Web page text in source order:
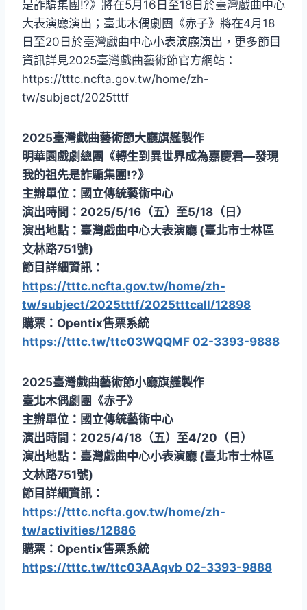
是詐騙集團!?》將在5月16日至18日於臺灣戲曲中心
大表演廳演出；臺北木偶劇團《赤子》將在4月18
日至20日於臺灣戲曲中心小表演廳演出，更多節目
資訊詳見2025臺灣戲曲藝術節官方網站：
https://tttc.ncfta.gov.tw/home/zh-
tw/subject/2025tttf
2025臺灣戱曲藝術節大廳旗艦製作
明華園戲劇總團《轉生到異世界成為嘉慶君—發現
我的祖先是詐騙集團!?》
主辦單位：國立傳統藝術中心
演出時間：2025/5/16（五）至5/18（日）
演出地點：臺灣戲曲中心大表演廳 (臺北市士林區
文林路751號)
節目詳細資訊：
https://tttc.ncfta.gov.tw/home/zh-
tw/subject/2025tttf/2025tttcall/12898
購票：Opentix售票系統
https://tttc.tw/ttc03WQQMF 02-3393-9888
2025臺灣戲曲藝術節小廳旗艦製作
臺北木偶劇團《赤子》
主辦單位：國立傳統藝術中心
演出時間：2025/4/18（五）至4/20（日）
演出地點：臺灣戲曲中心小表演廳 (臺北市士林區
文林路751號)
節目詳細資訊：
https://tttc.ncfta.gov.tw/home/zh-
tw/activities/12886
購票：Opentix售票系統
https://tttc.tw/ttc03AAqvb 02-3393-9888